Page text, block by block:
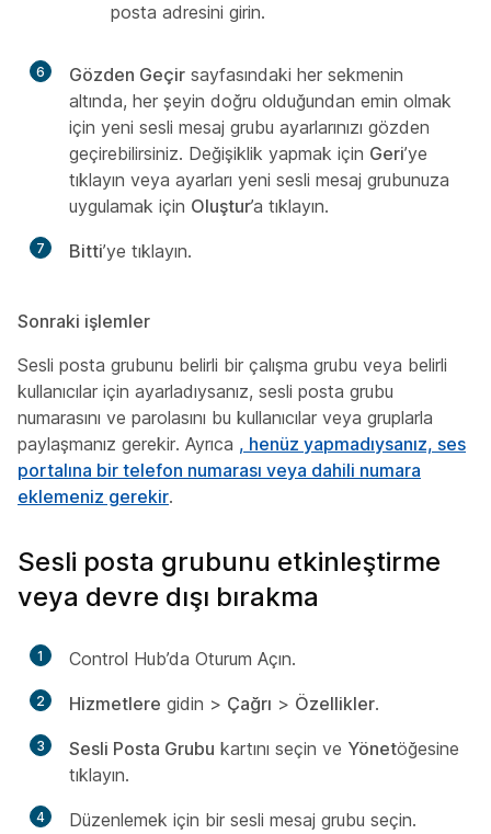
posta adresini girin.
6 Gözden Geçir sayfasındaki her sekmenin
altında, her şeyin doğru olduğundan emin olmak
için yeni sesli mesaj grubu ayarlarınızı gözden
geçirebilirsiniz. Değişiklik yapmak için Geri’ye
tıklayın veya ayarları yeni sesli mesaj grubunuza
uygulamak için Oluştur’a tıklayın.
7 Bitti’ye tıklayın.
Sonraki işlemler
Sesli posta grubunu belirli bir çalışma grubu veya belirli
kullanıcılar için ayarladıysanız, sesli posta grubu
numarasını ve parolasını bu kullanıcılar veya gruplarla
paylaşmanız gerekir. Ayrıca , henüz yapmadıysanız, ses
portalına bir telefon numarası veya dahili numara
eklemeniz gerekir.
Sesli posta grubunu etkinleştirme
veya devre dışı bırakma
1 Control Hub’da Oturum Açın.
2 Hizmetlere gidin > Çağrı > Özellikler.
3 Sesli Posta Grubu kartını seçin ve Yönetöğesine
tıklayın.
4 Düzenlemek için bir sesli mesaj grubu seçin.